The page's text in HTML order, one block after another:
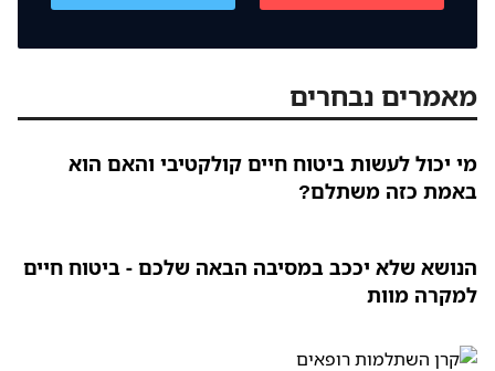
מאמרים נבחרים
מי יכול לעשות ביטוח חיים קולקטיבי והאם הוא
באמת כזה משתלם?
הנושא שלא יככב במסיבה הבאה שלכם - ביטוח חיים
למקרה מוות